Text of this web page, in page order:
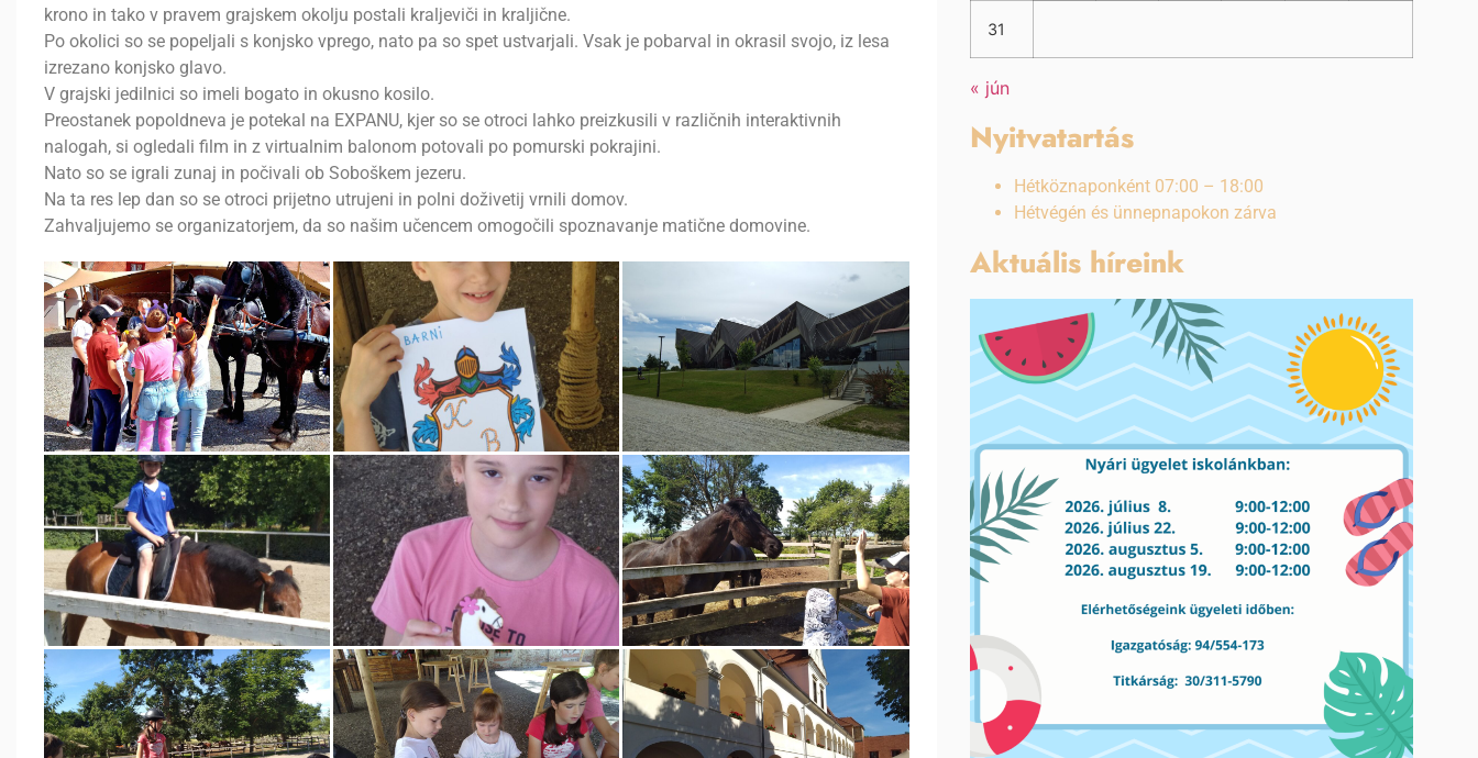
krono in tako v pravem grajskem okolju postali kraljeviči in kraljične.
Po okolici so se popeljali s konjsko vprego, nato pa so spet ustvarjali. Vsak je pobarval in okrasil svojo, iz lesa
izrezano konjsko glavo.
V grajski jedilnici so imeli bogato in okusno kosilo.
Preostanek popoldneva je potekal na EXPANU, kjer so se otroci lahko preizkusili v različnih interaktivnih
nalogah, si ogledali film in z virtualnim balonom potovali po pomurski pokrajini.
Nato so se igrali zunaj in počivali ob Soboškem jezeru.
Na ta res lep dan so se otroci prijetno utrujeni in polni doživetij vrnili domov.
Zahvaljujemo se organizatorjem, da so našim učencem omogočili spoznavanje matične domovine.
31
« jún
Nyitvatartás
Hétköznaponként 07:00 – 18:00
Hétvégén és ünnepnapokon zárva
Aktuális híreink